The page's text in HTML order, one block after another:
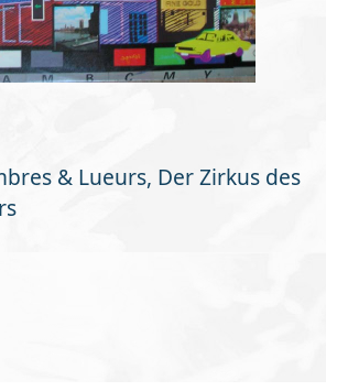
& Lueurs, Der Zirkus des